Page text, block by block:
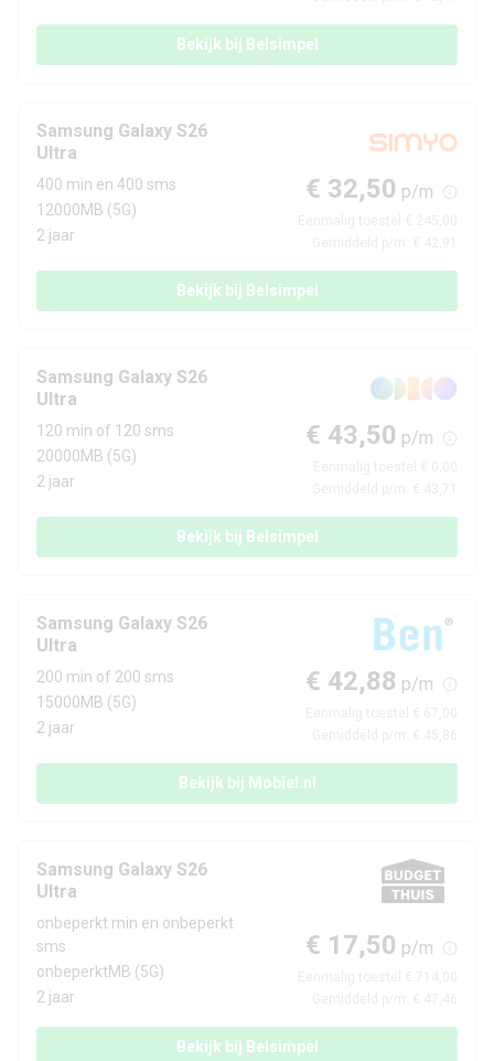
Camera 1 - Aantal
megapixel
200 MP
Camera 1 -
Beeldstabilisatie
Flitser
LED
Camera 2 - Aantal
megapixel
Camera 2 - Diafragma
50 MP
Camera 3 - Diafragma
Camera 4 - Type lens
Camera 4 - Aantal
F/2.4
Camera voorkant
Camera 1 - Aantal
megapixel
Camera 1 - Diafragma F/2.2
Bekijk bij Belsimpel
Samsung Galaxy S26
Ultra
400 min en 400 sms
12000MB (5G)
2 jaar
€ 32,50 p/m
Bekijk bij Belsimpel
Samsung Galaxy S26
Ultra
120 min of 120 sms
20000MB (5G)
2 jaar
€ 43,50 p/m
Bekijk bij Belsimpel
Samsung Galaxy S26
Ultra
200 min of 200 sms
15000MB (5G)
2 jaar
€ 42,88 p/m
Bekijk bij Mobiel.nl
Samsung Galaxy S26
Ultra
onbeperkt min en onbeperkt
sms
onbeperktMB (5G)
2 jaar
€ 17,50 p/m
Bekijk bij Belsimpel